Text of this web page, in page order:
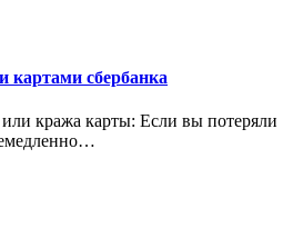
сбербанка
кража карты: Если вы потеряли